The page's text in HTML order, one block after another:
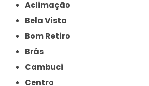
Aclimação
Bela Vista
Bom Retiro
Brás
Cambuci
Centro